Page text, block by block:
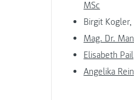
MSc
Birgit
Mag. Dr.
Elisabeth
Angelika